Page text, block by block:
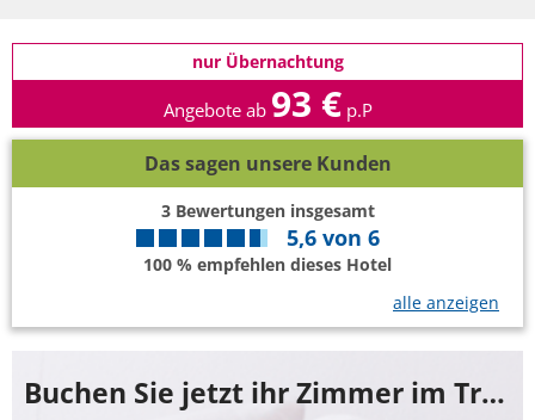
nur Übernachtung
Angebote ab 93 € p.P
Das sagen unsere Kunden
3Bewertungen insgesamt
5,6 von 6
100 % empfehlen dieses Hotel
alle anzeigen
Buchen Sie jetzt ihr Zimmer im Travel Charme Kurhaus Binz & Residenzen